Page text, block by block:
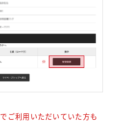
ご利用いただいていた方も